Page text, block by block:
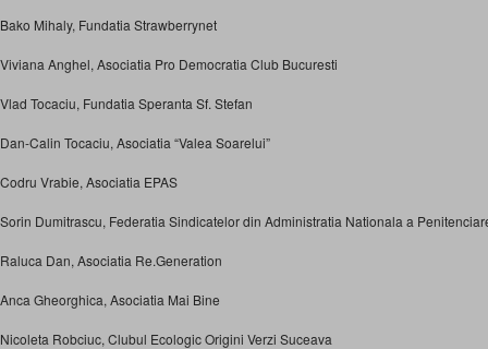
Bako Mihaly, Fundatia Strawberrynet
Viviana Anghel, Asociatia Pro Democratia Club Bucuresti
Vlad Tocaciu, Fundatia Speranta Sf. Stefan
Dan-Calin Tocaciu, Asociatia “Valea Soarelui”
Codru Vrabie, Asociatia EPAS
Sorin Dumitrascu, Federatia Sindicatelor din Administratia Nationala a
Raluca Dan, Asociatia Re.Generation
Anca Gheorghica, Asociatia Mai Bine
Nicoleta Robciuc, Clubul Ecologic Origini Verzi Suceava